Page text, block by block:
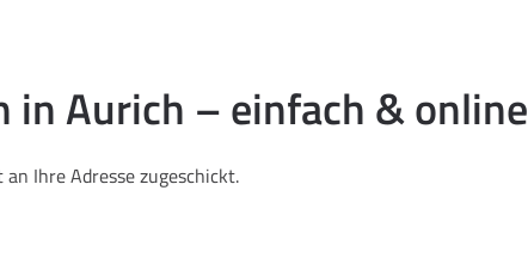
in Aurich – einfach & online
Ihre Adresse zugeschickt.